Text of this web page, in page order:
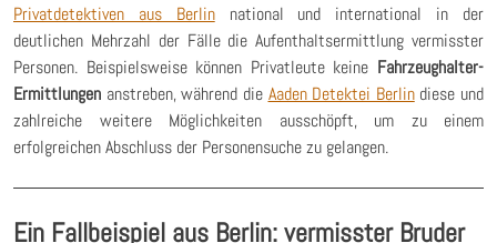
Privatdetektiven aus Berlinnational und international in der
deutlichen Mehrzahl der Fälle die Aufenthaltsermittlung vermisster
Personen. Beispielsweise können Privatleute keine Fahrzeughalter-
Ermittlungen anstreben, während die Aaden Detektei Berlindiese und
zahlreiche weitere Möglichkeiten ausschöpft, um zu einem
erfolgreichen Abschluss der Personensuche zu gelangen.
Ein Fallbeispiel aus Berlin: vermisster Bruder